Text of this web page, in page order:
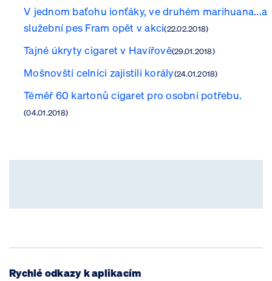
V jednom baťohu ionťáky, ve druhém marihuana...a
služební pes Fram opět v akci(22.02.2018)
Tajné úkryty cigaret v Havířově(29.01.2018)
Mošnovští celníci zajistili korály(24.01.2018)
Téměř 60 kartonů cigaret pro osobní potřebu.
(04.01.2018)
Rychlé odkazy k aplikacím